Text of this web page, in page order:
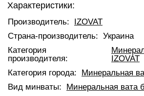
Характеристики:
Производитель:
IZOVAT
Страна-производитель: Украина
Категория
производителя:
IZOVAT
Категория города:
Минеральная
Вид минваты:
Минеральная вата